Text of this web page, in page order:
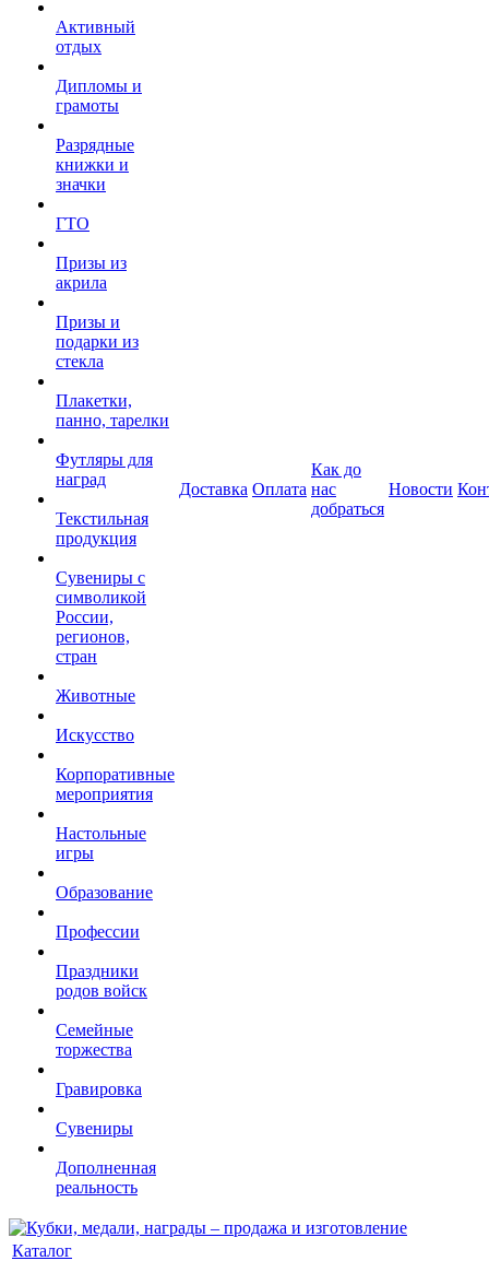
Активный
отдых
Дипломы и
грамоты
Разрядные
книжки и
значки
ГТО
Призы из
акрила
Призы и
подарки из
стекла
Плакетки,
панно, тарелки
Футляры для
наград
Текстильная
продукция
Сувениры с
символикой
России,
регионов,
стран
Животные
Искусство
Корпоративные
мероприятия
Настольные
игры
Образование
Профессии
Праздники
родов войск
Семейные
торжества
Гравировка
Сувениры
Дополненная
реальность
Доставка Оплата
Как до
нас
добраться
Новости
Каталог